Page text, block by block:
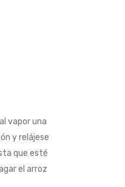
vapor una
y relájese
que esté
el arroz